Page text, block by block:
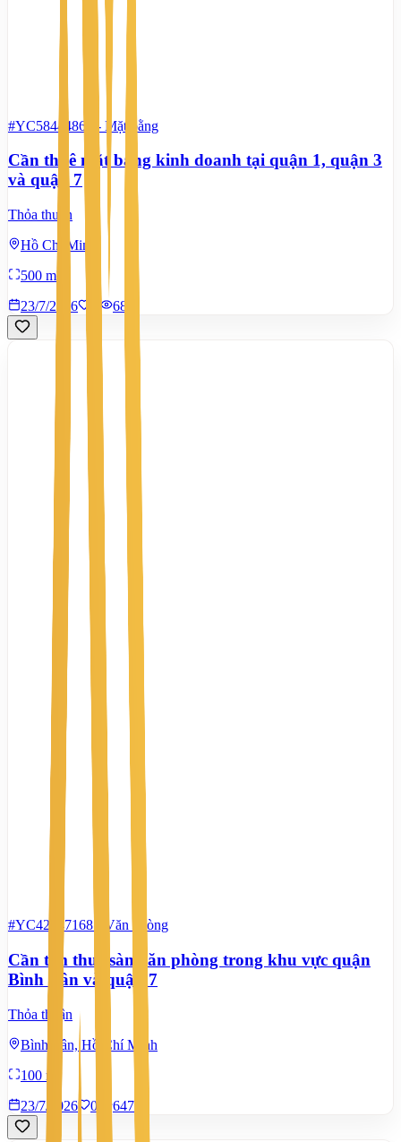
#YC58444862 - Mặt bằng
Cần thuê mặt bằng kinh doanh tại quận 1, quận 3
và quận 7
Thỏa thuận
Hồ Chí Minh
500 m²
23/7/2026
686
#YC42847168 Văn phòng
Cần tìm thuê sàn văn phòng trong khu vực quận
Bình Tân và quận 7
Thỏa thuận
Bình Tân, Hồ Chí Minh
100 m²
23/7/2026
0 647